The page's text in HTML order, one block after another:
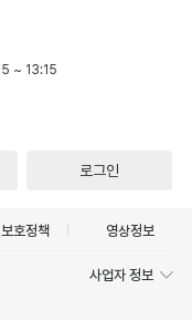
~ 13:15
로그인
호정책 영상정보
사업자 정보